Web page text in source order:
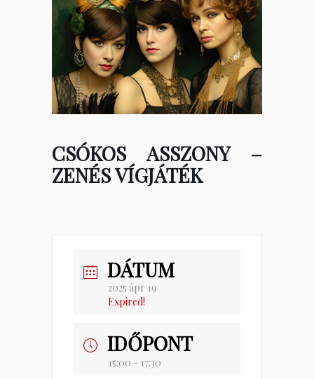
CSÓKOS ASSZONY –
ZENÉS VÍGJÁTÉK
DÁTUM
2025 ápr 19
Expired!
IDŐPONT
15:00 - 17:30